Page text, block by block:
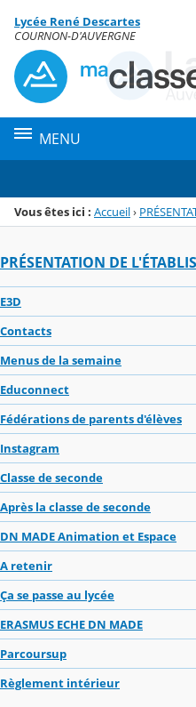
Menu de la rubrique
Contenu
Lycée René Descartes
COURNON-D'AUVERGNE
MENU
Vous êtes ici : Accueil›
PRÉSENTATION DE
E3D
Contacts
Menus de la semaine
Educonnect
Fédérations de parents d'élèves
Instagram
Classe de seconde
Après la classe de seconde
DN MADE Animation et Espace
A retenir
Ça se passe au lycée
ERASMUS ECHE DN MADE
Parcoursup
Règlement intérieur